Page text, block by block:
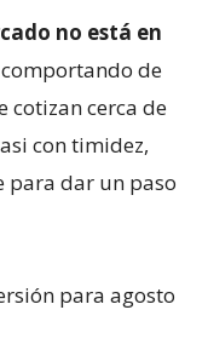
no está en
de
cotizan cerca de
con timidez,
para dar un paso